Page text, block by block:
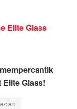
Elite Glass
Glass!